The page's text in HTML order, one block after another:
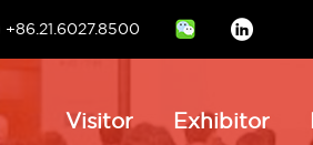
+86.21.6027.8500
Linkedin
MainVisitor Exhibitor